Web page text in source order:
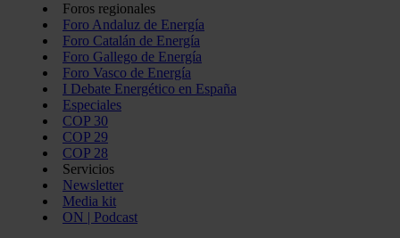
Foros regionales
Foro Andaluz de Energía
Foro Catalán de Energía
Foro Gallego de Energía
Foro Vasco de Energía
I Debate Energético en España
Especiales
COP 30
COP 29
COP 28
Servicios
Newsletter
Media kit
ON | Podcast